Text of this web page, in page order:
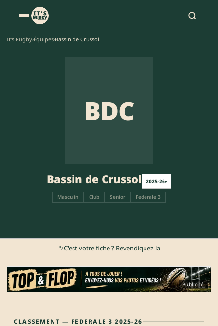
It's Rugby›Équipes›Bassin de Crussol
BDC
Bassin de Crussol 2025-26▾
Masculin Club Senior Federale 3
C'est votre fiche ? Revendiquez-la
Publicité
CLASSEMENT — FEDERALE 3 2025-26